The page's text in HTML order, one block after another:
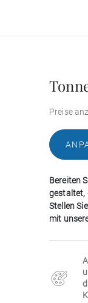
Preise
Bereiten
gestaltet,
Stellen
mit